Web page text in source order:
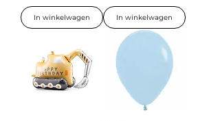
In winkelwagen In winkelwagen